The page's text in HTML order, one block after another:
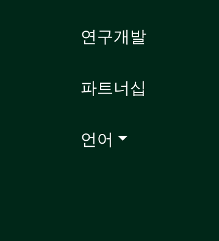
연구개발
파트너십
언어